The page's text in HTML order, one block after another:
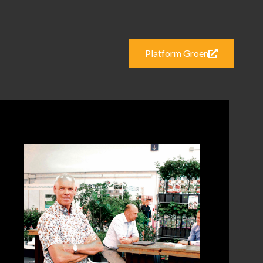
Platform Groen